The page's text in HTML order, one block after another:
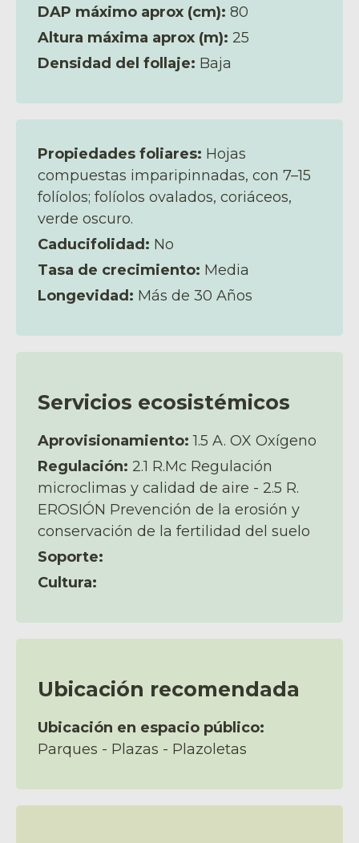
DAP máximo aprox (cm): 80
Altura máxima aprox (m): 25
Densidad del follaje: Baja
Propiedades foliares: Hojas
compuestas imparipinnadas, con 7–15
folíolos; folíolos ovalados, coriáceos,
verde oscuro.
Caducifolidad: No
Tasa de crecimiento: Media
Longevidad: Más de 30 Años
Servicios ecosistémicos
Aprovisionamiento: 1.5 A. OX Oxígeno
Regulación: 2.1 R.Mc Regulación
microclimas y calidad de aire - 2.5 R.
EROSIÓN Prevención de la erosión y
conservación de la fertilidad del suelo
Soporte:
Cultura:
Ubicación recomendada
Ubicación en espacio público:
Parques - Plazas - Plazoletas